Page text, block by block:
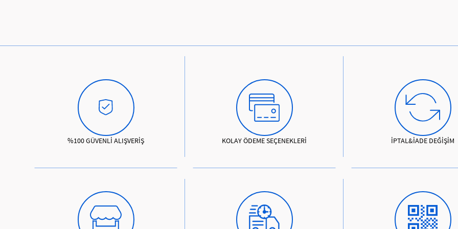
%100 GÜVENLİ ALIŞVERİŞ KOLAY ÖDEME SEÇENEKLERİ İPTAL&İADE DEĞİŞİM